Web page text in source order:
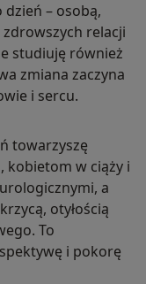
– osobą,
relacji
studiuję również
zmiana zaczyna
i sercu.
towarzyszę
kobietom w ciąży i
a
otyłością
To
i pokorę